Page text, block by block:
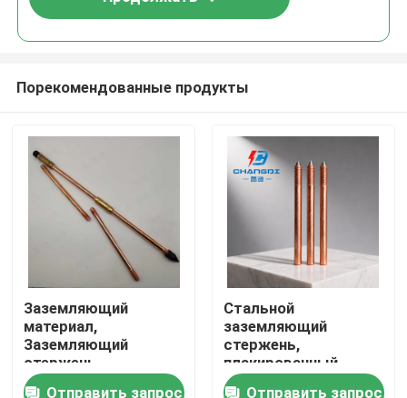
Главная страница
Продукция
Ролики
Порекомендованные продукты
Заземляющий
материал,
Заземляющий
стержень,
Заземляющий
Отправить запрос
Стальной
заземляющий
стержень,
плакированный
медью, φ14,2×1500
Отправить запрос